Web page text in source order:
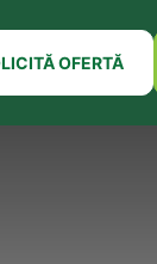
OFERTĂ